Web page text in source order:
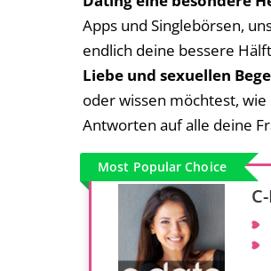
Apps und Singlebörsen,
endlich deine bessere
Liebe und sexuellen
oder wissen möchtest,
Antworten auf alle deine
Most Popular Choice